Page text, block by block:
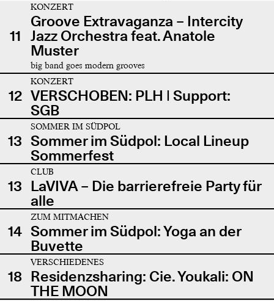
11
KONZERT
Groove Extravaganza – Intercity
Jazz Orchestra feat. Anatole
Muster
big band goes modern grooves
12
KONZERT
VERSCHOBEN: PLH | Support:
SGB
13
SOMMER IM SÜDPOL
Sommer im Südpol: Local Lineup
Sommerfest
13
CLUB
LaVIVA – Die barrierefreie Party für
alle
14
ZUM MITMACHEN
Sommer im Südpol: Yoga an der
Buvette
18
VERSCHIEDENES
Residenzsharing: Cie. Youkali: ON
THE MOON